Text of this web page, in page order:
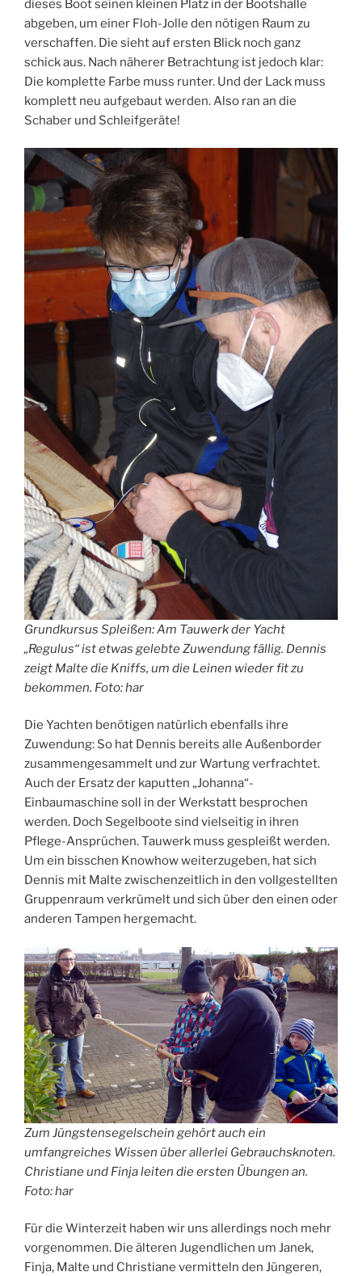
dieses Boot seinen kleinen Platz in der Bootshalle
abgeben, um einer Floh-Jolle den nötigen Raum zu
verschaffen. Die sieht auf ersten Blick noch ganz
schick aus. Nach näherer Betrachtung ist jedoch klar:
Die komplette Farbe muss runter. Und der Lack muss
komplett neu aufgebaut werden. Also ran an die
Schaber und Schleifgeräte!
Grundkursus Spleißen: Am Tauwerk der Yacht
„Regulus“ ist etwas gelebte Zuwendung fällig. Dennis
zeigt Malte die Kniffs, um die Leinen wieder fit zu
bekommen. Foto: har
Die Yachten benötigen natürlich ebenfalls ihre
Zuwendung: So hat Dennis bereits alle Außenborder
zusammengesammelt und zur Wartung verfrachtet.
Auch der Ersatz der kaputten „Johanna“-
Einbaumaschine soll in der Werkstatt besprochen
werden. Doch Segelboote sind vielseitig in ihren
Pflege-Ansprüchen. Tauwerk muss gespleißt werden.
Um ein bisschen Knowhow weiterzugeben, hat sich
Dennis mit Malte zwischenzeitlich in den vollgestellten
Gruppenraum verkrümelt und sich über den einen oder
anderen Tampen hergemacht.
Zum Jüngstensegelschein gehört auch ein
umfangreiches Wissen über allerlei Gebrauchsknoten.
Christiane und Finja leiten die ersten Übungen an.
Foto: har
Für die Winterzeit haben wir uns allerdings noch mehr
vorgenommen. Die älteren Jugendlichen um Janek,
Finja, Malte und Christiane vermitteln den Jüngeren,